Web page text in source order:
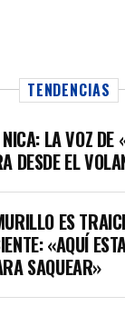
TENDENCIAS
LA VOZ DE
DESDE EL
ES
«AQUÍ
SAQUEAR»